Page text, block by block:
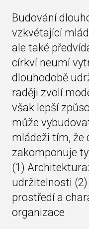
Budování
vzkvétající
ale také
církví neumí
dlouhodobě
raději zvolí
však lepší
může
mládeži tím, že
zakomponuje
(1)
udržitelnosti
prostředí a
organizace